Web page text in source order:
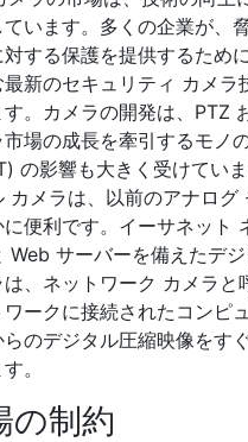
います。多くの企業が、
対する保護を提供するため
最新のセキュリティ カメラ
す。カメラの開発は、PTZ
市場の成長を牽引するモノ
の影響も大きく受けてい
カメラは、以前のアナログ
に便利です。イーサネット
Web サーバーを備えたデ
は、ネットワーク カメラと
ワークに接続されたコンピ
らのデジタル圧縮映像をす
。
の制約